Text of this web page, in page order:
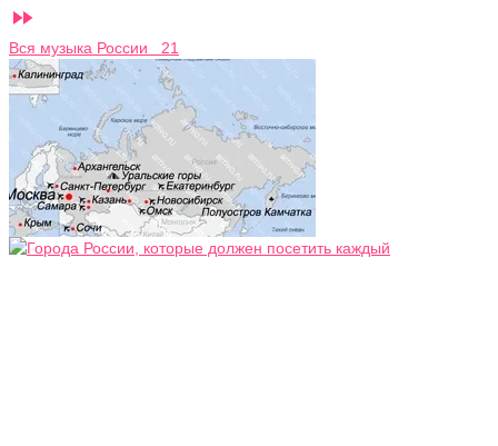

Вся музыка России 21